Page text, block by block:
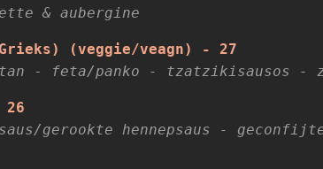
& aubergine
(veggie/veagn) -
27
- feta/panko - tzatzikisausos
26
gerookte hennepsaus -